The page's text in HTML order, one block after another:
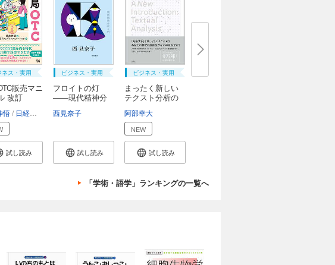
ルティ・ハーパー
ネス・実用
販売マニ
改訂
悟 日経ドラッグインフォメーション
試し読み
ビジネス・実用
フロイトの灯
――現代精神分
西見奈子
試し読み
ビジネス・実用
まったく新しい
テクスト分析の
阿部幸大
NEW
試し読み
「学術・語学」ランキングの一覧へ